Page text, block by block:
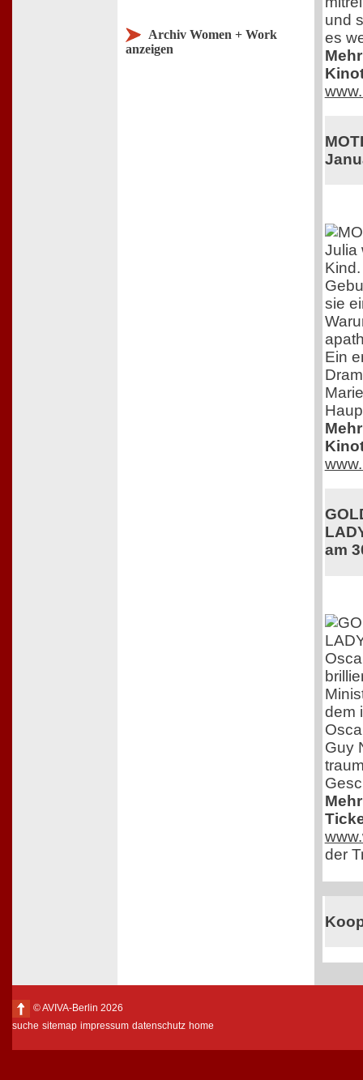
Archiv Women + Work
anzeigen
und
es
Julia
sie
Ein
am
dem
Guy
der
© AVIVA-Berlin 2026
suche sitemap impressum datenschutz home